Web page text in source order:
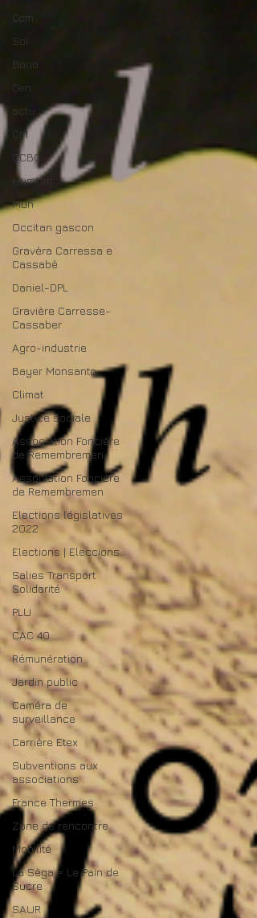
Com
Sol
Bono
Gen
actu
CM
CCBG
HumUm
Mun
Occitan gascon
Gravèra Carressa e
Cassabè
Daniel-DPL
Gravière Carresse-
Cassaber
Agro-industrie
Bayer Monsanto
Climat
Justice sociale
Association Foncière
de Remembremen
Association Foncière
de Remembremen
Elections législatives
2022
Elections | Eleccions
Salies Transport
Solidarité
PLU
CAC 40
Rémunération
Jardin public
Caméra de
surveillance
Carrière Etex
Subventions aux
associations
France Thermes
Zone de rencontre
Mobilité
La Sèga = Le Pain de
Sucre
SAUR